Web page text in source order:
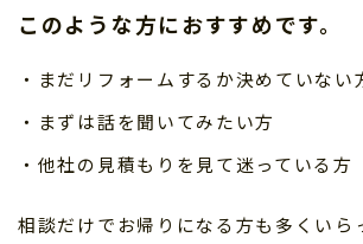
このような方におすすめです。
・まだリフォームするか決めていない
・まずは話を聞いてみたい方
・他社の見積もりを見て迷っている方
相談だけでお帰りになる方も多くいら